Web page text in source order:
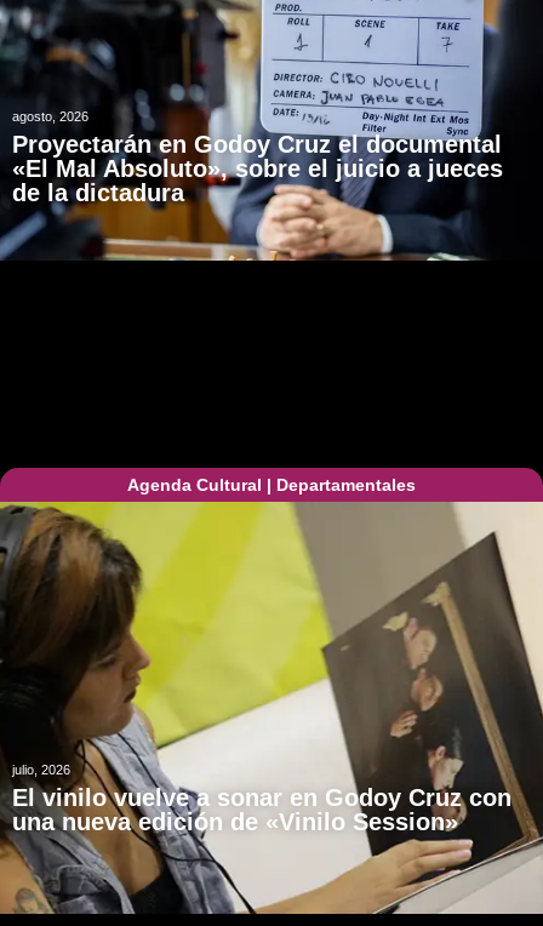
agosto, 2026
Proyectarán en Godoy Cruz el documental
«El Mal Absoluto», sobre el juicio a jueces
de la dictadura
Agenda Cultural | Departamentales
julio, 2026
El vinilo vuelve a sonar en Godoy Cruz con
una nueva edición de «Vinilo Session»